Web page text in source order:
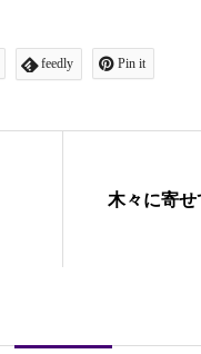
feedly Pin it
木々に寄せ